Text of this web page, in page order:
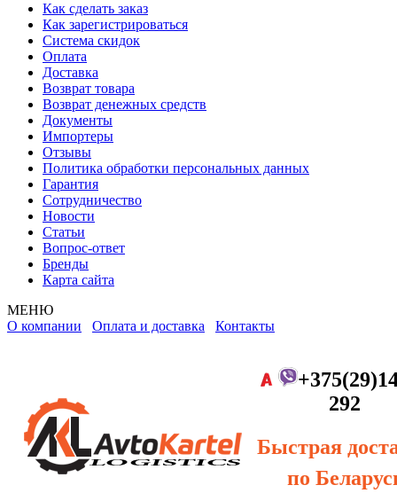
Как сделать заказ
Как зарегистрироваться
Система скидок
Оплата
Доставка
Возврат товара
Возврат денежных средств
Документы
Импортеры
Отзывы
Политика обработки персональных данных
Гарантия
Сотрудничество
Новости
Статьи
Вопрос-ответ
Бренды
Карта сайта
МЕНЮ
О компании Оплата и доставка Контакты
292
Быстрая
по